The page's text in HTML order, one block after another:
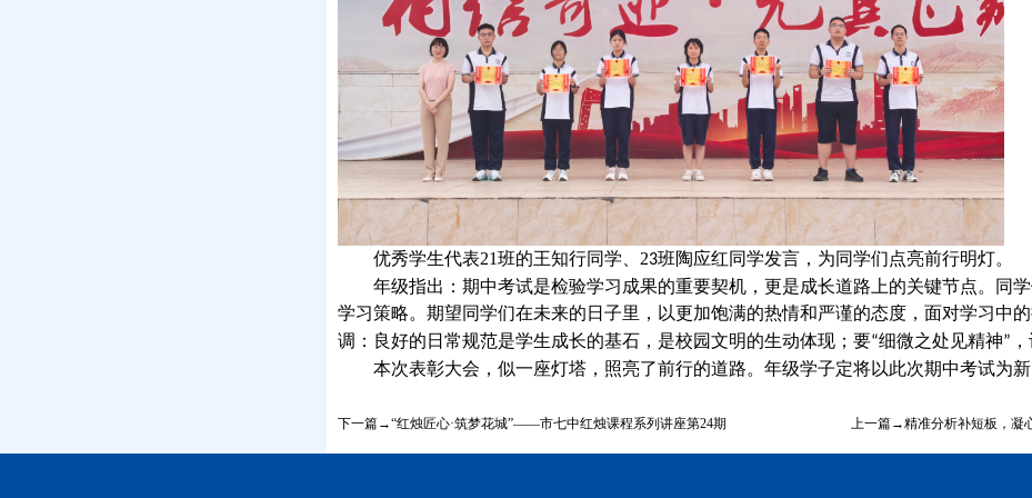
优秀学生代表21班的王知行同学、 23班陶应红同学发言 ，为同学们点亮前行明灯。
年级指出 ： 期中考试是检验学习成果的重要契机 ，更是成长道路上的关键节点。同
学习策略。期望同学们在未来的日子里，以更加饱满的热情和严谨的态度，面对学习中
调：良好的日常规范是学生成长的基石，是校园文明的生动体现 ；要“细微之处见精神” ，
本次表彰大会，似一座灯塔，照亮了前行的道路。年级学子定将以此次期中考试为
下一篇→“红烛匠心·筑梦花城”——市七中红烛课程系列讲座第24期 上一篇→精准分析补短板，凝